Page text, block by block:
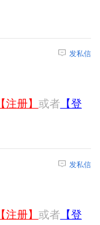
发私信
【注册】 或者 【登
发私信
【注册】 或者 【登